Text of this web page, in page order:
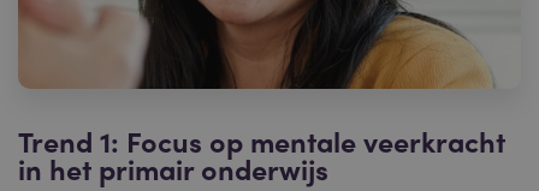
Trend 1: Focus op mentale veerkracht
in het primair onderwijs